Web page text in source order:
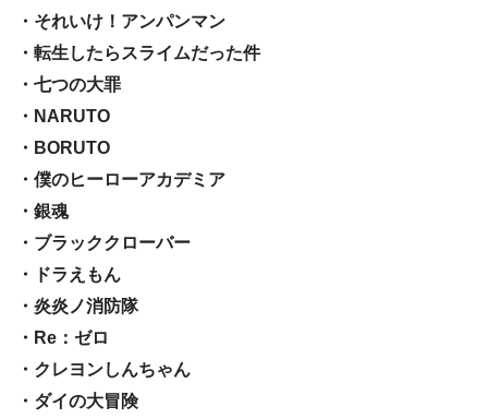
・それいけ！アンパンマン
・転生したらスライムだった件
・七つの大罪
・NARUTO
・BORUTO
・僕のヒーローアカデミア
・銀魂
・ブラッククローバー
・ドラえもん
・炎炎ノ消防隊
・Re：ゼロ
・クレヨンしんちゃん
・ダイの大冒険